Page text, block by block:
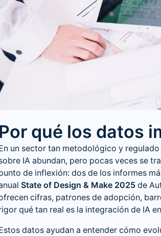
Por qué los datos
un sector tan metodológico y
IA abundan, pero pocas veces se
de inflexión: dos de los informes
State of Design & Make 2025 de
cifras, patrones de adopción,
qué tan real es la integración de IA
datos ayudan a entender cómo